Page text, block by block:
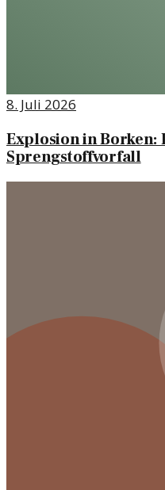
8. Juli 2026
Explosion in
Sprengstoffvorfall